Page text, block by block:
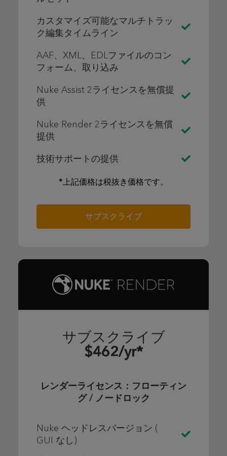
カスタマイズ可能なマルチトラッ
ク編集タイムライン
AAF、XML、EDLファイルのコン
フォーム、取り込み
Nuke Assist 2ライセンスを無償提
供
Nuke Render 2ライセンスを無償
提供
技術サポートの提供
*上記価格は税抜き価格です。
サブスクライブ
サブスクライブ
$462/yr*
レンダーライセンス：フローティン
グ / ノードロック
Nuke ヘッドレスバージョン (
GUI なし)